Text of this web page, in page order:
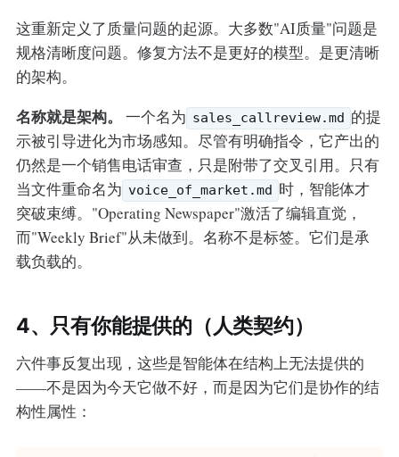
这重新定义了质量问题的起源。大多数"AI质量"问题是
规格清晰度问题。修复方法不是更好的模型。是更清晰
的架构。
名称就是架构。 一个名为 sales_callreview.md 的提
示被引导进化为市场感知。尽管有明确指令，它产出的
仍然是一个销售电话审查，只是附带了交叉引用。只有
当文件重命名为 voice_of_market.md 时，智能体才
突破束缚。"Operating Newspaper"激活了编辑直觉，
而"Weekly Brief"从未做到。名称不是标签。它们是承
载负载的。
4、只有你能提供的（人类契约）
六件事反复出现，这些是智能体在结构上无法提供的
——不是因为今天它做不好，而是因为它们是协作的结
构性属性：